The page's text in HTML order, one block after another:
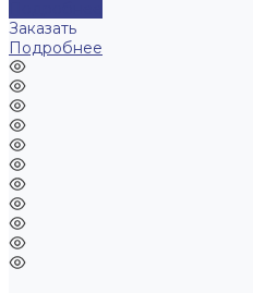
Заказать
Подробнее